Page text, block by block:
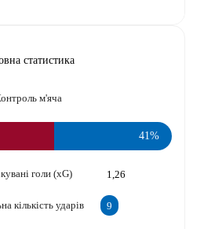
статистика
м'яча
41%
голи (xG) 1,26
кількість ударів 9